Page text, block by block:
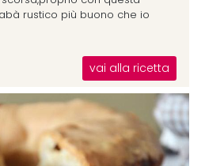
rustico più buono che io
vai alla ricetta